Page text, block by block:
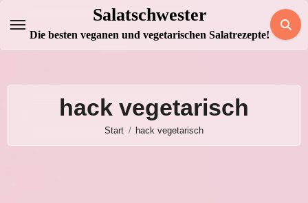
Inhalt
springen
Salatschwester
Die besten veganen und vegetarischen Salatrezepte!
hack vegetarisch
Start hack vegetarisch